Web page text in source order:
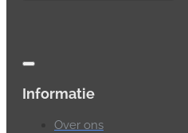
Informatie
Over ons